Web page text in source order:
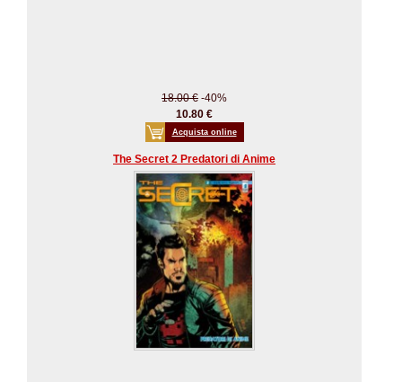
18.00 € -40%
10.80 €
Acquista online
The Secret 2 Predatori di Anime